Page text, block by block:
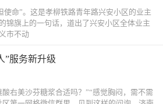
使命”。这是孝柳铁路青年路兴安小区的业主
锦旗上的一句话，道出了兴安小区全体业主
市不动
”服务新升级
右美沙芬糖浆合适吗？”“感觉胸闷，需不需